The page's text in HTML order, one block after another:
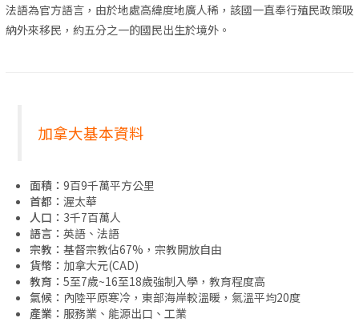
法語為官方語言，由於地處高緯度地廣人稀，該國一直奉行殖民政策吸
納外來移民，約五分之一的國民出生於境外。
加拿大基本資料
面積： 9百9千萬平方公里
首都： 渥太華
人口： 3千7百萬人
語言： 英語、法語
宗教： 基督宗教佔67%，宗教開放自由
貨幣： 加拿大元(CAD)
教育： 5至7歲~16至18歲強制入學，教育程度高
氣候： 內陸平原寒冷，東部海岸較溫暖，氣溫平均20度
產業： 服務業、能源出口、工業